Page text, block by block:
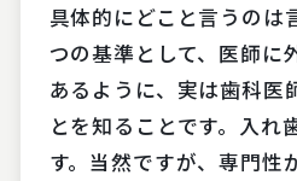
具体的にどこと言うのは
つの基準として、医師に
あるように、実は歯科医
とを知ることです。入れ
す。当然ですが、専門性